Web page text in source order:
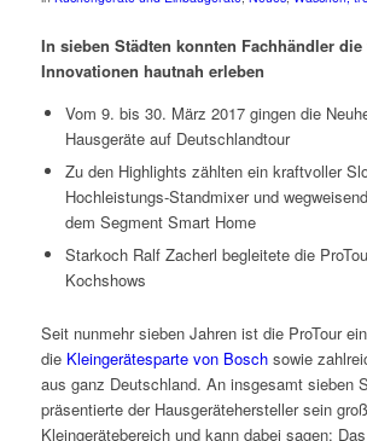
In sieben Städten konnten Fachhändler
Innovationen hautnah erleben
Vom 9. bis 30. März 2017 gingen die
Hausgeräte auf Deutschlandtour
Zu den Highlights zählten ein kraftvoller
Hochleistungs-Standmixer und
dem Segment Smart Home
Starkoch Ralf Zacherl begleitete die
Kochshows
Seit nunmehr sieben Jahren ist die ProTour
die Kleingerätesparte von Boschsowie
aus ganz Deutschland. An insgesamt sieben
präsentierte der Hausgerätehersteller sein
Kleingerätebereich und kann dabei sagen: